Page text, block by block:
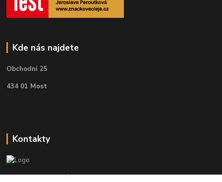
Kde nás najdete
Obchodní 25
434 01 Most
Kontakty
Telefon pro technické dotazy: 775 113 255